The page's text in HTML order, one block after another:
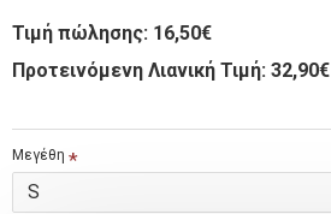
Τιμή πώλησης: 16,50€
Προτεινόμενη Λιανική Τιμή: 32,90€
Μεγέθη